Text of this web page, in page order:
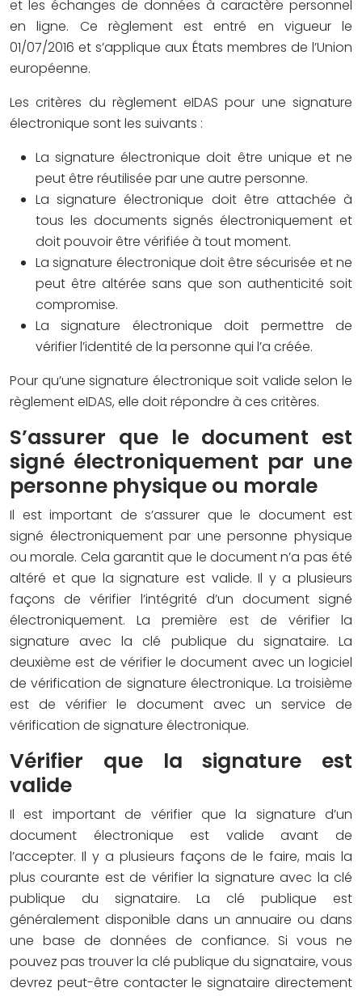
et les échanges de données à caractère personnel
en ligne. Ce règlement est entré en vigueur le
01/07/2016 et s’applique aux États membres de l’Union
européenne.
Les critères du règlement eIDAS pour une signature
électronique sont les suivants :
La signature électronique doit être unique et ne
peut être réutilisée par une autre personne.
La signature électronique doit être attachée à
tous les documents signés électroniquement et
doit pouvoir être vérifiée à tout moment.
La signature électronique doit être sécurisée et ne
peut être altérée sans que son authenticité soit
compromise.
La signature électronique doit permettre de
vérifier l’identité de la personne qui l’a créée.
Pour qu’une signature électronique soit valide selon le
règlement eIDAS, elle doit répondre à ces critères.
S’assurer que le document est
signé électroniquement par une
personne physique ou morale
Il est important de s’assurer que le document est
signé électroniquement par une personne physique
ou morale. Cela garantit que le document n’a pas été
altéré et que la signature est valide. Il y a plusieurs
façons de vérifier l’intégrité d’un document signé
électroniquement. La première est de vérifier la
signature avec la clé publique du signataire. La
deuxième est de vérifier le document avec un logiciel
de vérification de signature électronique. La troisième
est de vérifier le document avec un service de
vérification de signature électronique.
Vérifier que la signature est
valide
Il est important de vérifier que la signature d’un
document électronique est valide avant de
l’accepter. Il y a plusieurs façons de le faire, mais la
plus courante est de vérifier la signature avec la clé
publique du signataire. La clé publique est
généralement disponible dans un annuaire ou dans
une base de données de confiance. Si vous ne
pouvez pas trouver la clé publique du signataire, vous
devrez peut-être contacter le signataire directement